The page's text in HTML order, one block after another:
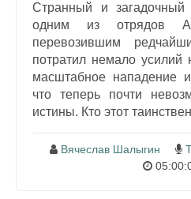
Странный и
одним из отрядов
перевозившим
потратил немало усилий
масштабное нападение
что теперь почти
истины. Кто этот
Вячеслав Шалыгин